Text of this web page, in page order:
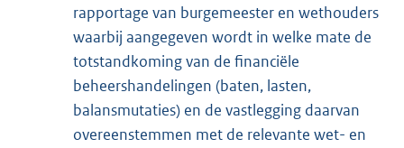
rapportage van burgemeester en wethouders
waarbij aangegeven wordt in welke mate de
totstandkoming van de financiële
beheershandelingen (baten, lasten,
balansmutaties) en de vastlegging daarvan
overeenstemmen met de relevante wet- en